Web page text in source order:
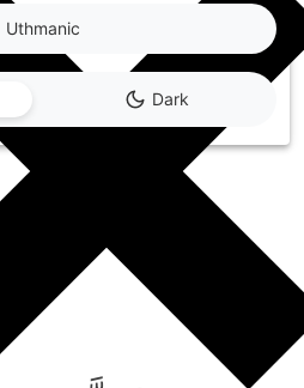
Dark
Uthmanic